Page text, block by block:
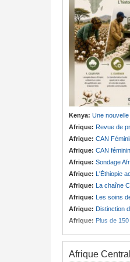
Kenya: Une nouvelle
Afrique: Revue de
Afrique: CAN
Afrique: CAN féminine - La
Afrique: Sondage
Afrique: L'Éthiopie
Afrique: La chaîne
Afrique: Les soins de
Afrique: Distinction des
Afrique: Plus de 150
Afrique